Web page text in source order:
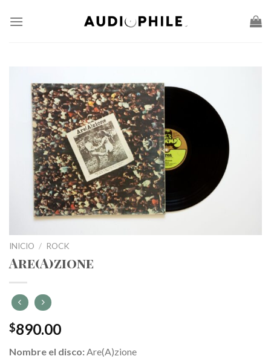
INICIO / ROCK
Are(A)zione
$890.00
Nombre el disco:Are(A)zione